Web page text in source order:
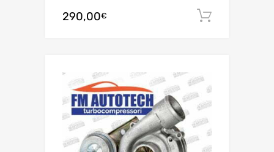
290,00€